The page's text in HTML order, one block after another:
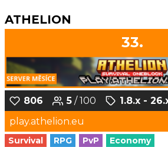
ATHELION
33.
806 5 / 100
1.8.x -
play.athelion.eu
Survival RPG PvP Economy